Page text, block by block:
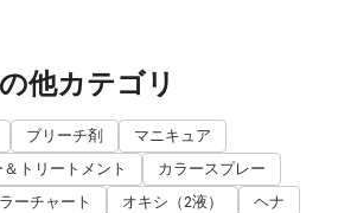
他カテゴリ
ブリーチ剤
マニキュア
トリートメント
カラースプレー
ーチャート オキシ（2液）
ヘナ